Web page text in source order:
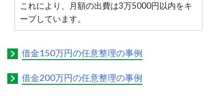
これにより、月額の出費は3万5000円以内をキ
ープしています。
借金150万円の任意整理の事例
借金200万円の任意整理の事例